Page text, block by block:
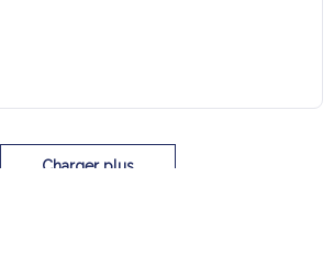
Charger plus